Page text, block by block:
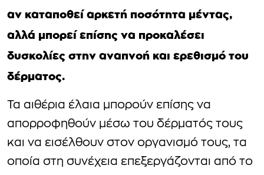
αν καταποθεί αρκετή ποσότητα μέντας,
αλλά μπορεί επίσης να προκαλέσει
δυσκολίες στην αναπνοή και ερεθισμό του
δέρματος.
Τα αιθέρια έλαια μπορούν επίσης να
απορροφηθούν μέσω του δέρματός τους
και να εισέλθουν στον οργανισμό τους, τα
οποία στη συνέχεια επεξεργάζονται από το